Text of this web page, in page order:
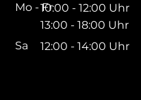
Mo - Fr10:00 - 12:00 Uhr
13:00 - 18:00 Uhr
Sa
12:00 - 14:00 Uhr